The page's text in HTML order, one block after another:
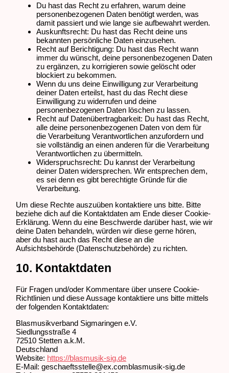
Du hast das Recht zu erfahren, warum deine
personenbezogenen Daten benötigt werden, was
damit passiert und wie lange sie aufbewahrt werden.
Auskunftsrecht: Du hast das Recht deine uns
bekannten persönliche Daten einzusehen.
Recht auf Berichtigung: Du hast das Recht wann
immer du wünscht, deine personenbezogenen Daten
zu ergänzen, zu korrigieren sowie gelöscht oder
blockiert zu bekommen.
Wenn du uns deine Einwilligung zur Verarbeitung
deiner Daten erteilst, hast du das Recht diese
Einwilligung zu widerrufen und deine
personenbezogenen Daten löschen zu lassen.
Recht auf Datenübertragbarkeit: Du hast das Recht,
alle deine personenbezogenen Daten von dem für
die Verarbeitung Verantwortlichen anzufordern und
sie vollständig an einen anderen für die Verarbeitung
Verantwortlichen zu übermitteln.
Widerspruchsrecht: Du kannst der Verarbeitung
deiner Daten widersprechen. Wir entsprechen dem,
es sei denn es gibt berechtigte Gründe für die
Verarbeitung.
Um diese Rechte auszuüben kontaktiere uns bitte. Bitte
beziehe dich auf die Kontaktdaten am Ende dieser Cookie-
Erklärung. Wenn du eine Beschwerde darüber hast, wie wir
deine Daten behandeln, würden wir diese gerne hören,
aber du hast auch das Recht diese an die
Aufsichtsbehörde (Datenschutzbehörde) zu richten.
10. Kontaktdaten
Für Fragen und/oder Kommentare über unsere Cookie-
Richtlinien und diese Aussage kontaktiere uns bitte mittels
der folgenden Kontaktdaten:
Blasmusikverband Sigmaringen e.V.
Siedlungsstraße 4
72510 Stetten a.k.M.
Deutschland
Website: https://blasmusik-sig.de
E-Mail:geschaeftsstelle@ex.comblasmusik-sig.de